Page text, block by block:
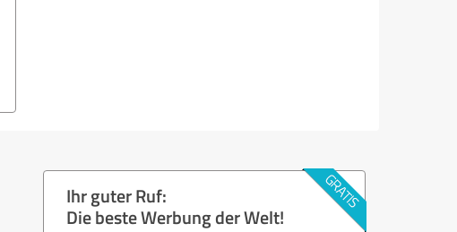
Ihr guter Ruf:
Die beste Werbung der Welt!